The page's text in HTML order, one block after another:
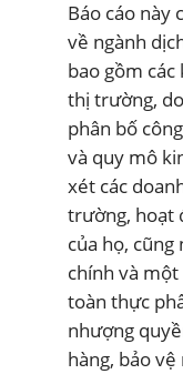
Báo cáo này
về ngành
bao gồm
thị trường,
phân bố
và quy mô
xét các
trường, hoạt
của họ,
chính và
toàn thực
nhượng
hàng, bảo